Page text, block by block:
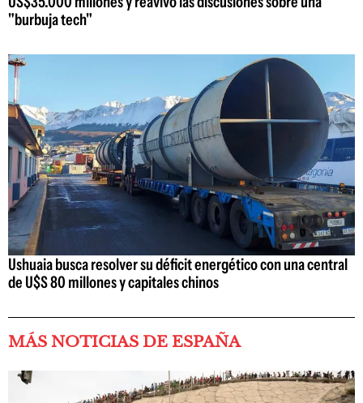
"burbuja tech"
Ushuaia busca resolver su déficit energético con una central
de U$S 80 millones y capitales chinos
MÁS NOTICIAS DE ESPAÑA